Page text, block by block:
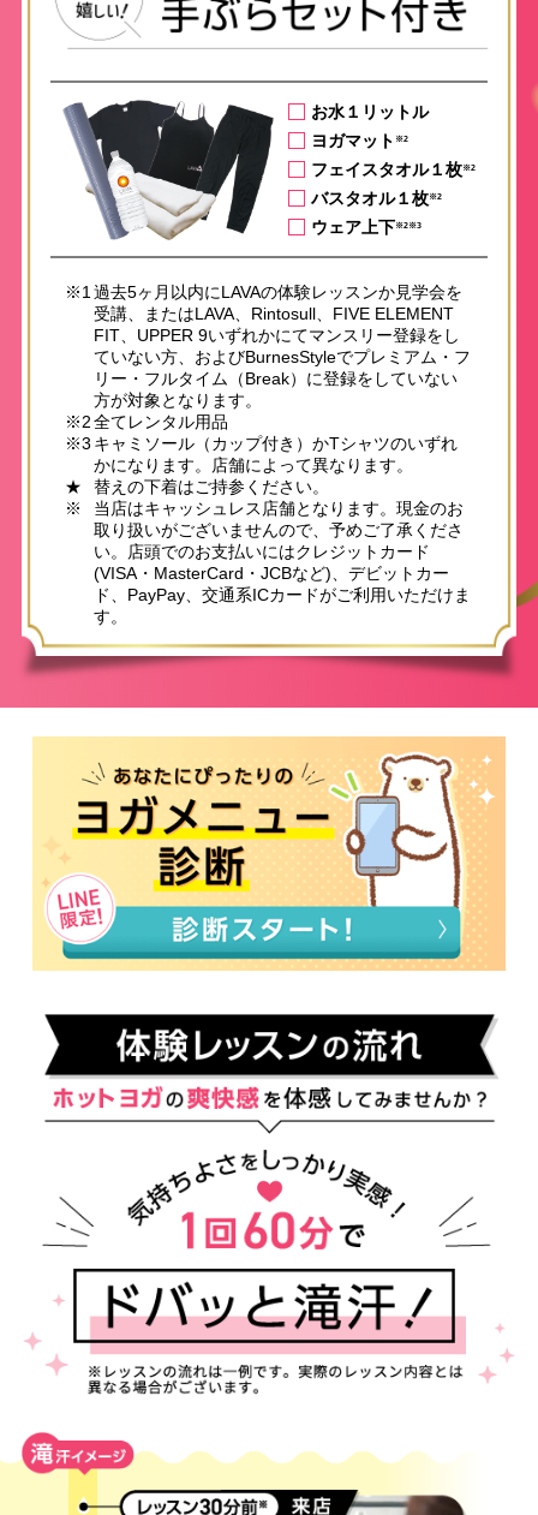
お水１リットル
ヨガマット ※2
フェイスタオル１枚※2
バスタオル１枚※2
ウェア上下※2※3
※1 過去5ヶ月以内にLAVAの体験レッスンか見学会を
受講、またはLAVA、Rintosull、FIVE ELEMENT
FIT、UPPER 9いずれかにてマンスリー登録をし
ていない方、およびBurnesStyleでプレミアム・フ
リー・フルタイム（Break）に登録をしていない
方が対象となります。
※2全てレンタル用品
※3 キャミソール（カップ付き）かTシャツのいずれ
かになります。店舗によって異なります。
★
替えの下着はご持参ください。
※
当店はキャッシュレス店舗となります。現金のお
取り扱いがございませんので、予めご了承くださ
い。店頭でのお支払いにはクレジットカード
(VISA・MasterCard・JCBなど)、デビットカー
ド、PayPay、交通系ICカードがご利用いただけま
す。